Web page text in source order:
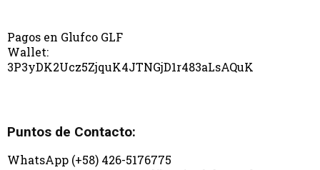
Pagos en Glufco GLF
Wallet:
3P3yDK2Ucz5ZjquK4JTNGjD1r483aLsAQuK
Puntos de Contacto:
WhatsApp (+58) 426-5176775